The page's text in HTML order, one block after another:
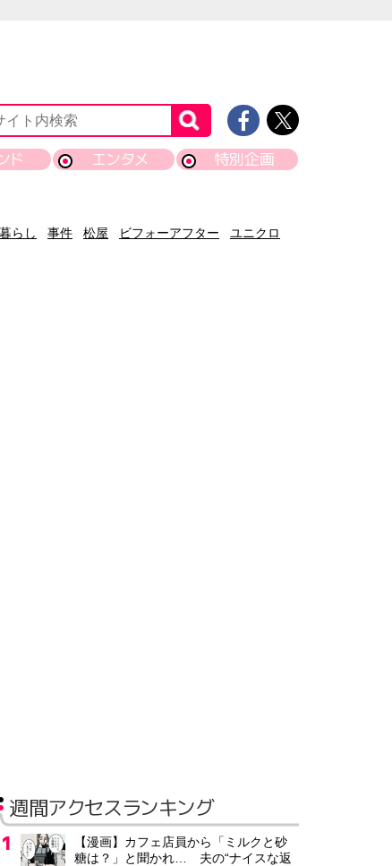
ド エンタメ 特別企画
暮らし 事件 松屋 ビフォーアフター
ユニクロ
週間アクセスランキング
【漫画】カフェ店員から「ミルクと砂
糖は？」と聞かれ… 夫の“ナイスな返